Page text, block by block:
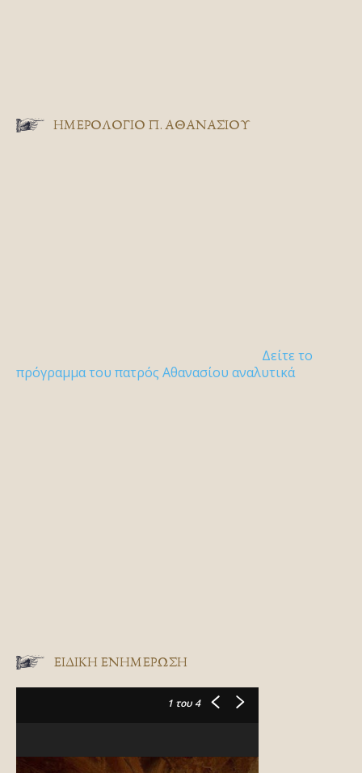
ΗΜΕΡΟΛΟΓΙΟ Π. ΑΘΑΝΑΣΙΟΥ
Δείτε το
πρόγραμμα του πατρός Αθανασίου αναλυτικά
ΕΙΔΙΚΉ ΕΝΗΜΈΡΩΣΗ
1 του 4